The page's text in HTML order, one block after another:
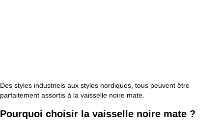
Des styles industriels aux styles nordiques, tous peuvent être
parfaitement assortis à la vaisselle noire mate.
Pourquoi choisir la vaisselle noire mate ?